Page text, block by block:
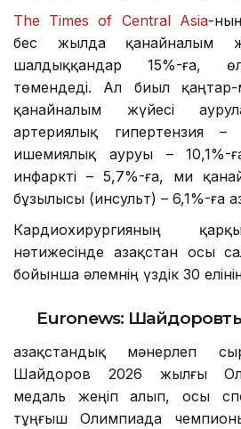
The Times of Central Asia-
бес жылда қанайналым
шалдыққандар 15%-ға,
төмендеді. Ал биыл
қанайналым жүйесі
артериялық гипертензия –
ишемиялық ауруы – 10,1%-
инфаркті – 5,7%-ға, ми
бұзылысы (инсульт) – 6,1%-ға
Кардиохирургияның
нәтижесінде Қазақстан осы
бойынша әлемнің үздік 30
Euronews:
Қазақстандық мәнерлеп
Шайдоров 2026 жылғы
медаль жеңіп алып, осы
тұңғыш Олимпиада